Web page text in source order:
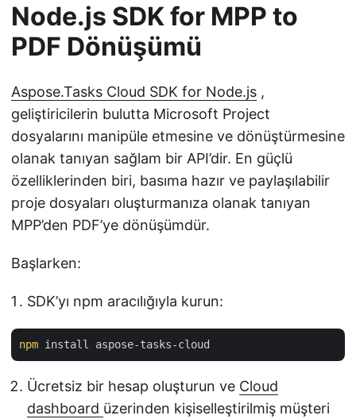
Node.js SDK for MPP to
PDF Dönüşümü
Aspose.Tasks Cloud SDK for Node.js ,
geliştiricilerin bulutta Microsoft Project
dosyalarını manipüle etmesine ve dönüştürmesine
olanak tanıyan sağlam bir API’dir. En güçlü
özelliklerinden biri, basıma hazır ve paylaşılabilir
proje dosyaları oluşturmanıza olanak tanıyan
MPP’den PDF’ye dönüşümdür.
Başlarken:
SDK’yı npm aracılığıyla kurun:
npm
Ücretsiz bir hesap oluşturun ve Cloud
dashboard üzerinden kişiselleştirilmiş müşteri